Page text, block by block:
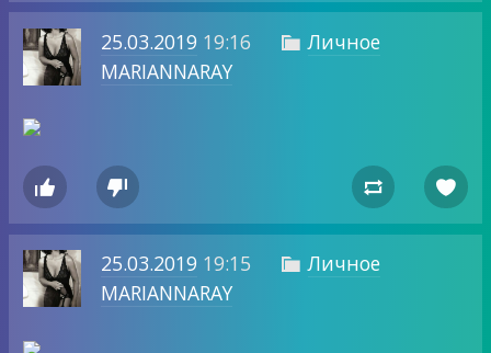
25.03.2019 19:16  Личное
MARIANNARAY
   
25.03.2019 19:15  Личное
MARIANNARAY